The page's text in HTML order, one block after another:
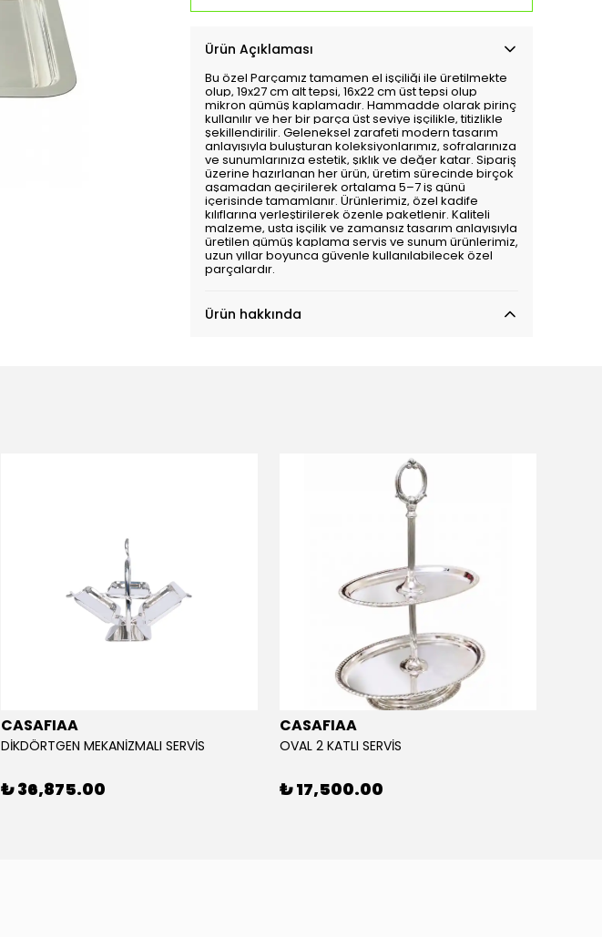
Ürün Açıklaması
Bu özel Parçamız tamamen el işçiliği ile üretilmekte
olup, 19x27 cm alt tepsi, 16x22 cm üst tepsi olup
mikron gümüş kaplamadır. Hammadde olarak pirinç
kullanılır ve her bir parça üst seviye işçilikle, titizlikle
şekillendirilir. Geleneksel zarafeti modern tasarım
anlayışıyla buluşturan koleksiyonlarımız, sofralarınıza
ve sunumlarınıza estetik, şıklık ve değer katar. Sipariş
üzerine hazırlanan her ürün, üretim sürecinde birçok
aşamadan geçirilerek ortalama 5–7 iş günü
içerisinde tamamlanır. Ürünlerimiz, özel kadife
kılıflarına yerleştirilerek özenle paketlenir. Kaliteli
malzeme, usta işçilik ve zamansız tasarım anlayışıyla
üretilen gümüş kaplama servis ve sunum ürünlerimiz,
uzun yıllar boyunca güvenle kullanılabilecek özel
parçalardır.
Ürün hakkında
CASAFIAA
DİKDÖRTGEN MEKANİZMALI SERVİS
₺ 36,875.00
CASAFIAA
OVAL 2 KATLI SERVİS
₺ 17,500.00